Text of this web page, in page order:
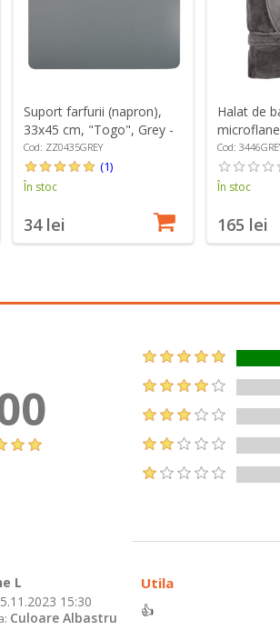
Suport farfurii (napron),
33x45 cm, "Togo", Grey -
Tiseco
Cod: ZZ0435GREY
(1)
În stoc
34 lei
Halat de
Grey -
Cod:
În stoc
165 lei
L
15:30
Culoare Albastru
Utila
👍